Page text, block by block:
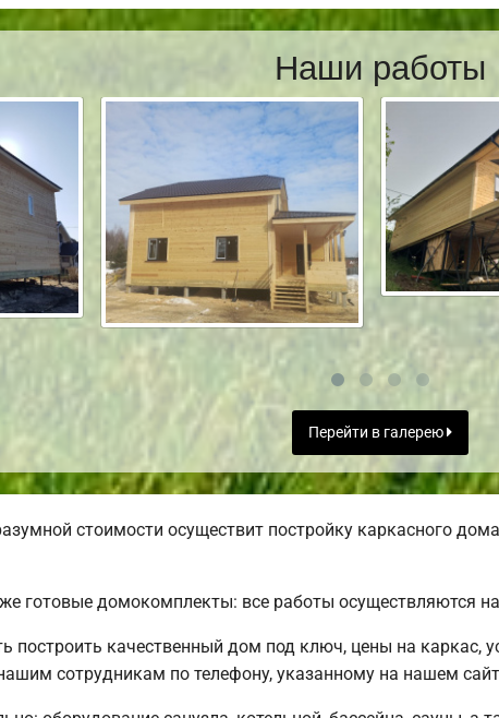
Наши работы
Перейти в галерею
стоимости осуществит постройку каркасного
готовые домокомплекты: все работы осуществляются на
построить качественный дом под ключ, цены на каркас,
сотрудникам по телефону, указанному на нашем